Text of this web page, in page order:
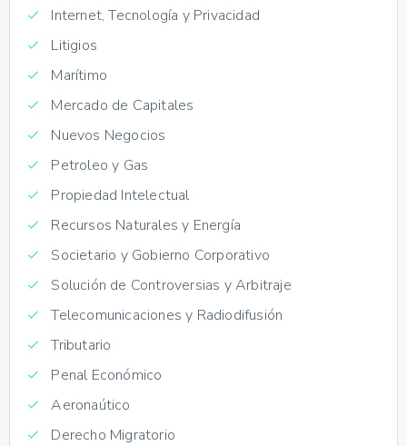
Internet, Tecnología y Privacidad
Litigios
Marítimo
Mercado de Capitales
Nuevos Negocios
Petroleo y Gas
Propiedad Intelectual
Recursos Naturales y Energía
Societario y Gobierno Corporativo
Solución de Controversias y Arbitraje
Telecomunicaciones y Radiodifusión
Tributario
Penal Económico
Aeronaútico
Derecho Migratorio